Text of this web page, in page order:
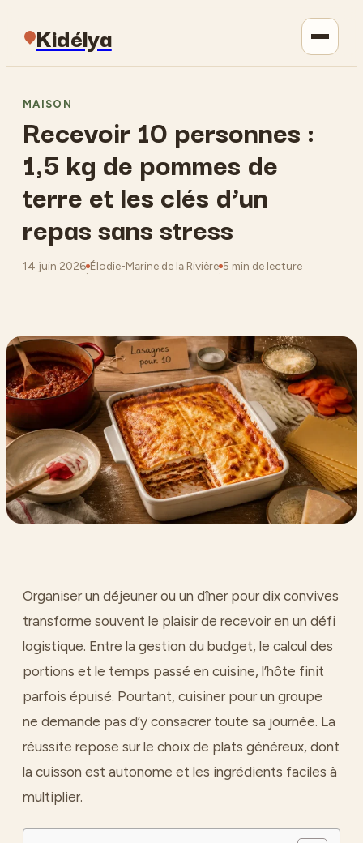
Kidélya
Maison
Jardinage
Lifestyle
MAISON
Recevoir 10 personnes :
1,5 kg de pommes de
terre et les clés d’un
repas sans stress
14 juin 2026
·
Élodie-Marine de la Rivière
·
5 min de lecture
Organiser un déjeuner ou un dîner pour dix convives
transforme souvent le plaisir de recevoir en un défi
logistique. Entre la gestion du budget, le calcul des
portions et le temps passé en cuisine, l’hôte finit
parfois épuisé. Pourtant, cuisiner pour un groupe
ne demande pas d’y consacrer toute sa journée. La
réussite repose sur le choix de plats généreux, dont
la cuisson est autonome et les ingrédients faciles à
multiplier.